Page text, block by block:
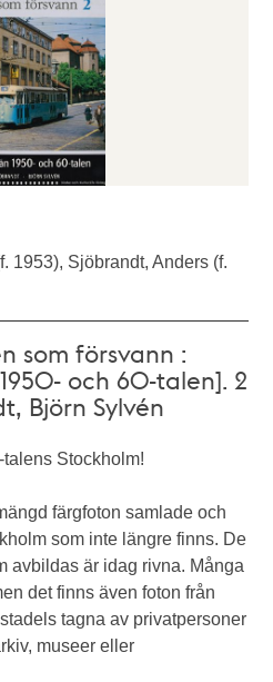
1953), Sjöbrandt, Anders (f.
som försvann :
och 60-talen]. 2
Björn Sylvén
Stockholm!
färgfoton samlade och
som inte längre finns. De
avbildas är idag rivna. Många
det finns även foton från
tagna av privatpersoner
museer eller